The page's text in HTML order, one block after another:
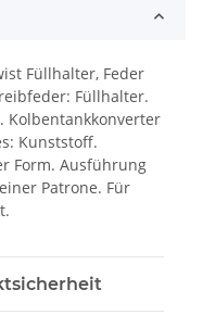
Füllhalter, Feder
Füllhalter.
Kolbentankkonverter
Kunststoff.
Form. Ausführung
Patrone. Für